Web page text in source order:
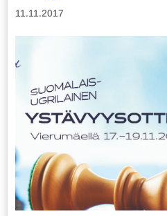
11.11.2017